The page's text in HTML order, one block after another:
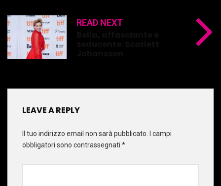
READ NEXT
LEAVE A REPLY
Il tuo indirizzo email non sarà pubblicato.
I campi
obbligatori sono contrassegnati *